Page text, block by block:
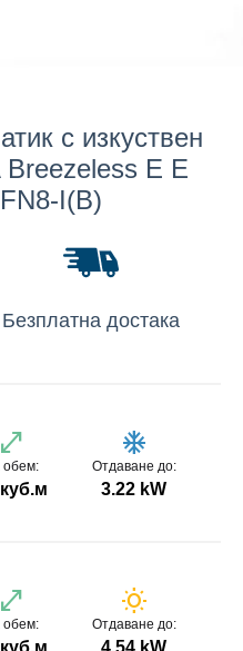
с изкуствен
Breezeless E E
I(B)
Безплатна достака
open_in_full
обем:
ac_unit
Отдаване до:
3.22 kW
open_in_full
обем:
wb_sunny
Отдаване до:
4.54 kW